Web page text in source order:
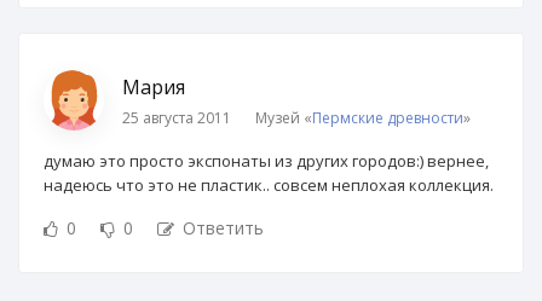
Мария
25 августа 2011 Музей «Пермские древности»
думаю это просто экспонаты из других городов:) вернее,
надеюсь что это не пластик.. совсем неплохая коллекция.
0 0 Ответить